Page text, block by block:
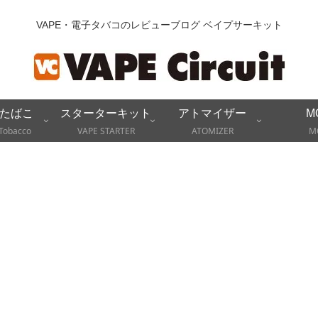
VAPE・電子タバコのレビューブログ ベイプサーキット
ばこ
スターターキット
VAPE STARTER
アトマイザー
ATOMIZER